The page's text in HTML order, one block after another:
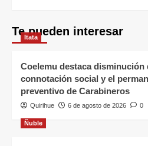
Te pueden interesar
Itata
Coelemu destaca disminución
connotación social y el
preventivo de Carabineros
Quirihue 6 de agosto de 2026 0
Ñuble